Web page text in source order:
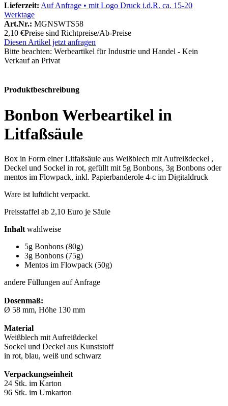
Lieferzeit: Auf Anfrage • mit Logo Druck i.d.R. ca. 15-20
Werktage
Art.Nr.: MGNSWTS58
2,10 €Preise sind Richtpreise/Ab-Preise
Diesen Artikel jetzt anfragen
Bitte beachten: Werbeartikel für Industrie und Handel - Kein
Verkauf an Privat
Produktbeschreibung
Bonbon Werbeartikel in
Litfaßsäule
Box in Form einer Litfaßsäule aus Weißblech mit Aufreißdeckel ,
Deckel und Sockel in rot, gefüllt mit 5g Bonbons, 3g Bonbons oder
mentos im Flowpack, inkl. Papierbanderole 4-c im Digitaldruck
Ware ist luftdicht verpackt.
Preisstaffel ab 2,10 Euro je Säule
Inhalt wahlweise
5g Bonbons (80g)
3g Bonbons (75g)
Mentos im Flowpack (50g)
andere Füllungen auf Anfrage
Dosenmaß:
Ø 58 mm, Höhe 130 mm
Material
Weißblech mit Aufreißdeckel
Sockel und Deckel aus Kunststoff
in rot, blau, weiß und schwarz
Verpackungseinheit
24 Stk. im Karton
96 Stk. im Umkarton